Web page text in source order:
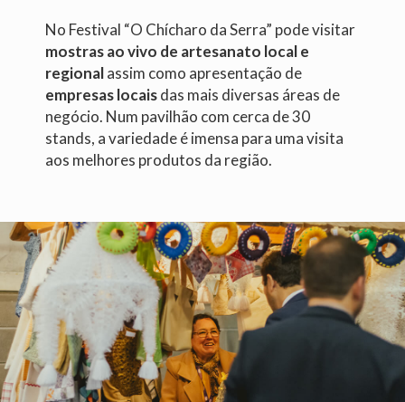
No Festival “O Chícharo da Serra” pode visitar
mostras ao vivo de artesanato local e
regionalassim como apresentação de
empresas locaisdas mais diversas áreas de
negócio. Num pavilhão com cerca de 30
stands, a variedade é imensa para uma visita
aos melhores produtos da região.